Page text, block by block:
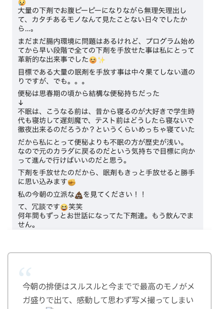
今朝の排便はスルスルと今までで最高のモノがメ
ガ盛りで出て、感動して思わず写メ撮ってしまい